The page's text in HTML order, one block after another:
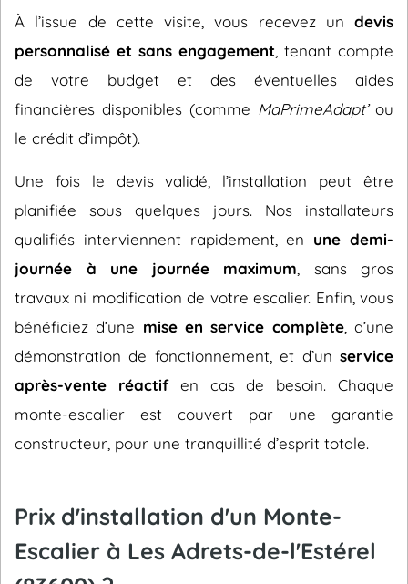
À l’issue de cette visite, vous recevez un devis
personnalisé et sans engagement , tenant compte
de votre budget et des éventuelles aides
financières disponibles (comme MaPrimeAdapt’ou
le crédit d’impôt).
Une fois le devis validé, l’installation peut être
planifiée sous quelques jours. Nos installateurs
qualifiés interviennent rapidement, en une demi-
journée à une journée maximum , sans gros
travaux ni modification de votre escalier. Enfin, vous
bénéficiez d’une mise en service complète, d’une
démonstration de fonctionnement, et d’un service
après-vente réactifen cas de besoin. Chaque
monte-escalier est couvert par une garantie
constructeur, pour une tranquillité d’esprit totale.
Prix d'installation d'un Monte-
Escalier à Les Adrets-de-l'Estérel